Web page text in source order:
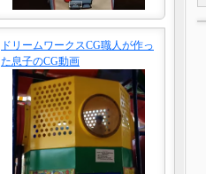
ドリームワークスCG職人が作っ
た息子のCG動画